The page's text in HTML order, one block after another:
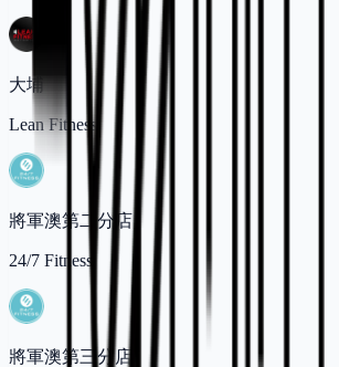
大埔
Lean Fitness
將軍澳第二分店
24/7 Fitness
將軍澳第三分店